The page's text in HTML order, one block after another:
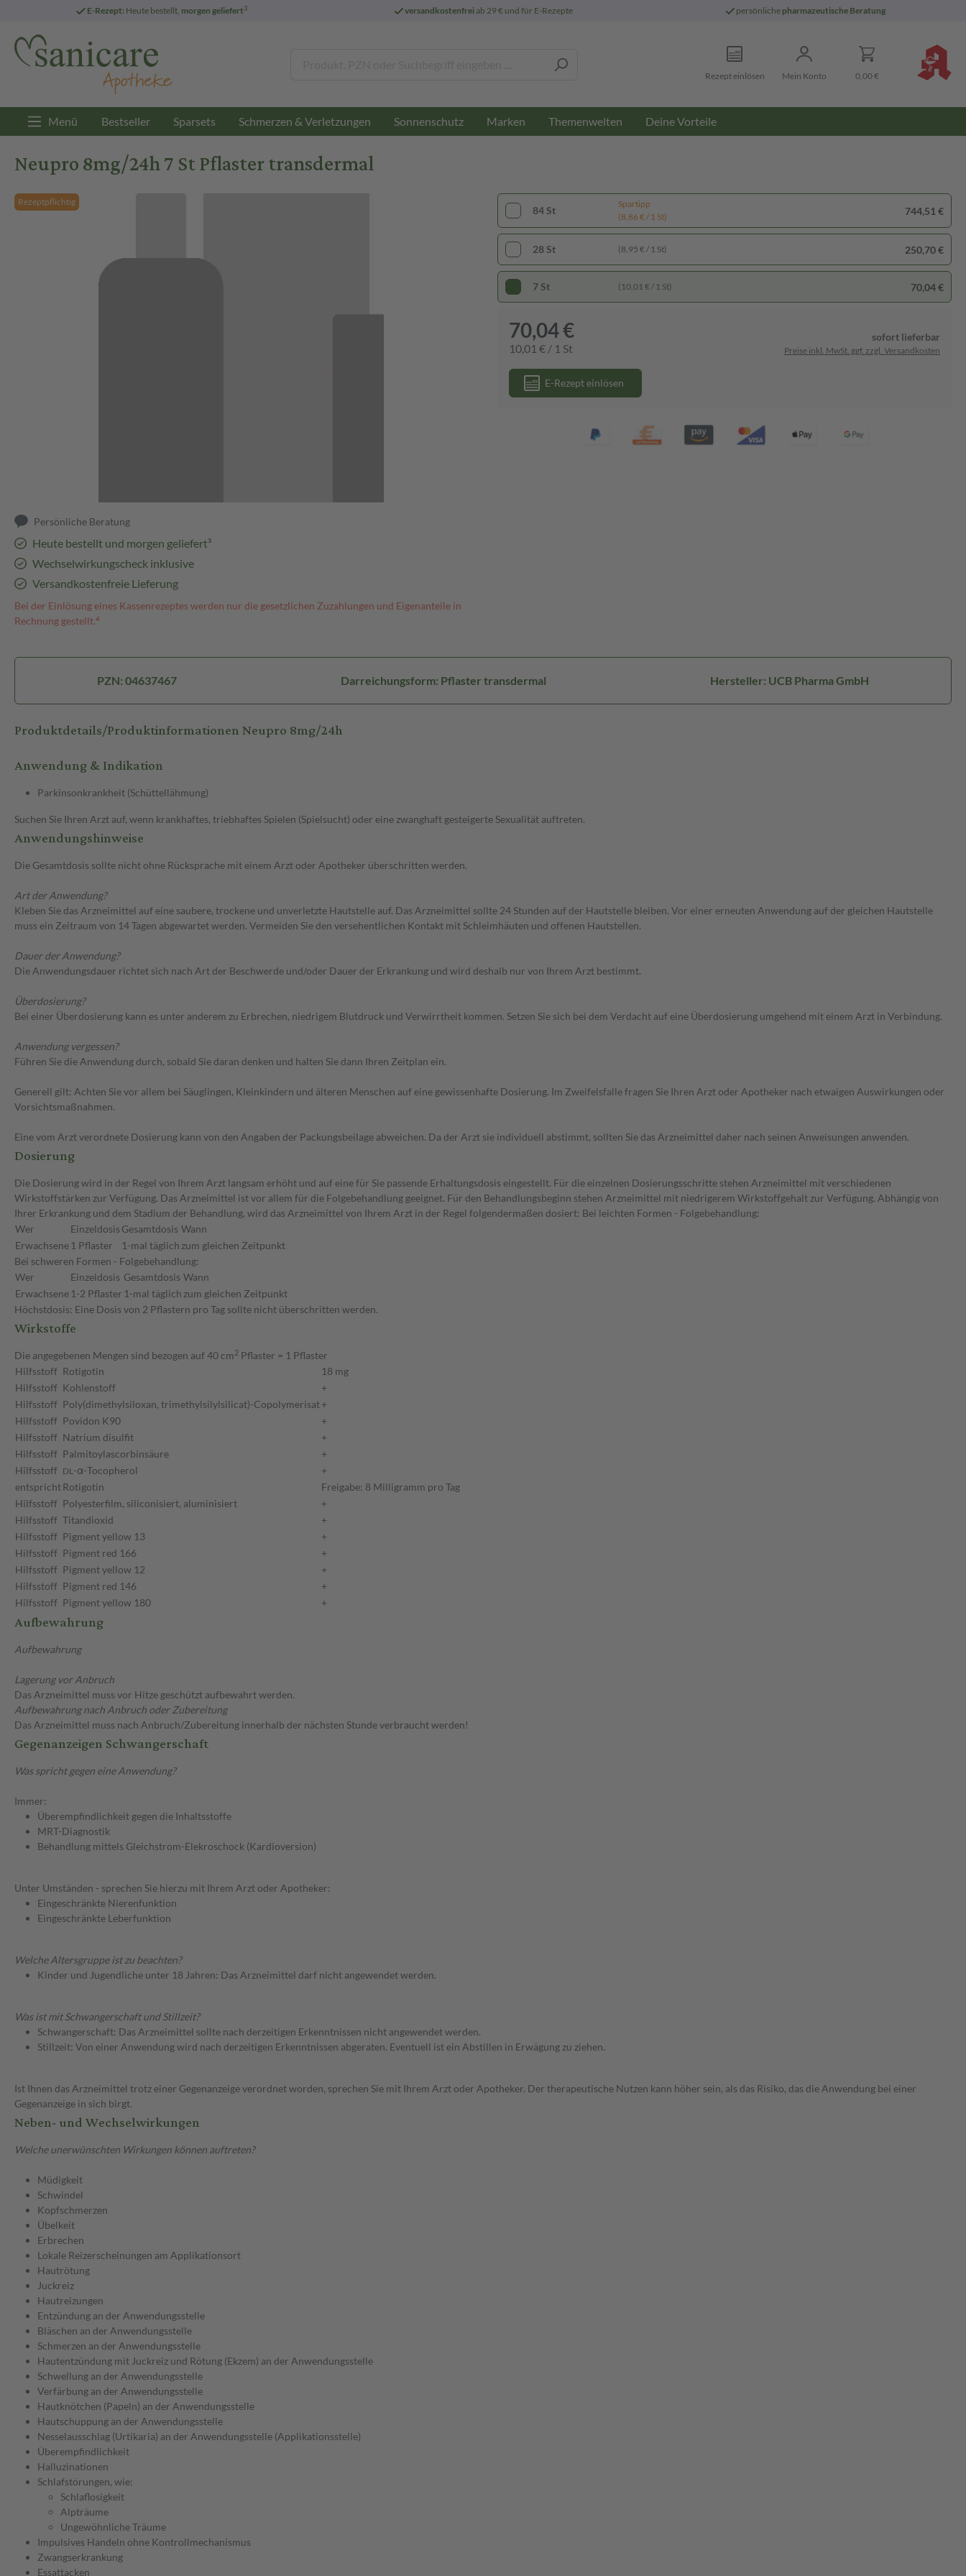
E-Rezept: Heute bestellt, morgen geliefert3 versandkostenfreiab 29 € und für E-Rezepte persönliche pharmazeutische Beratung
Rezept einlösen Mein Konto 0,00 €
Menü Bestseller Sparsets Schmerzen & Verletzungen Sonnenschutz Marken Themenwelten Deine Vorteile
Neupro 8mg/24h 7 St Pflaster transdermal
Rezeptpflichtig
Persönliche Beratung
Heute bestellt und morgen geliefert³
Wechselwirkungscheck inklusive
Versandkostenfreie Lieferung
Bei der Einlösung eines Kassenrezeptes werden nur die gesetzlichen Zuzahlungen und Eigenanteile in
Rechnung gestellt.⁴
84 St
Spartipp
(8,86 € / 1 St)
744,51 €
28 St (8,95 € / 1 St) 250,70 €
7 St (10,01 € / 1 St) 70,04 €
70,04 €
10,01 € / 1 St
sofort lieferbar
Preise inkl. MwSt. ggf. zzgl. Versandkosten
E-Rezept einlösen
PZN: 04637467 Darreichungsform: Pflaster transdermal Hersteller: UCB Pharma GmbH
Produktdetails/Produktinformationen Neupro 8mg/24h
Anwendung & Indikation
Parkinsonkrankheit (Schüttellähmung)
Suchen Sie Ihren Arzt auf, wenn krankhaftes, triebhaftes Spielen (Spielsucht) oder eine zwanghaft gesteigerte Sexualität auftreten.
Anwendungshinweise
Die Gesamtdosis sollte nicht ohne Rücksprache mit einem Arzt oder Apotheker überschritten werden.
Art der Anwendung?
Kleben Sie das Arzneimittel auf eine saubere, trockene und unverletzte Hautstelle auf. Das Arzneimittel sollte 24 Stunden auf der Hautstelle bleiben. Vor einer erneuten Anwendung auf der gleichen Hautstelle
muss ein Zeitraum von 14 Tagen abgewartet werden. Vermeiden Sie den versehentlichen Kontakt mit Schleimhäuten und offenen Hautstellen.
Dauer der Anwendung?
Die Anwendungsdauer richtet sich nach Art der Beschwerde und/oder Dauer der Erkrankung und wird deshalb nur von Ihrem Arzt bestimmt.
Überdosierung?
Bei einer Überdosierung kann es unter anderem zu Erbrechen, niedrigem Blutdruck und Verwirrtheit kommen. Setzen Sie sich bei dem Verdacht auf eine Überdosierung umgehend mit einem Arzt in Verbindung.
Anwendung vergessen?
Führen Sie die Anwendung durch, sobald Sie daran denken und halten Sie dann Ihren Zeitplan ein.
Generell gilt: Achten Sie vor allem bei Säuglingen, Kleinkindern und älteren Menschen auf eine gewissenhafte Dosierung. Im Zweifelsfalle fragen Sie Ihren Arzt oder Apotheker nach etwaigen Auswirkungen oder
Vorsichtsmaßnahmen.
Eine vom Arzt verordnete Dosierung kann von den Angaben der Packungsbeilage abweichen. Da der Arzt sie individuell abstimmt, sollten Sie das Arzneimittel daher nach seinen Anweisungen anwenden.
Dosierung
Die Dosierung wird in der Regel von Ihrem Arzt langsam erhöht und auf eine für Sie passende Erhaltungsdosis eingestellt. Für die einzelnen Dosierungsschritte stehen Arzneimittel mit verschiedenen
Wirkstoffstärken zur Verfügung. Das Arzneimittel ist vor allem für die Folgebehandlung geeignet. Für den Behandlungsbeginn stehen Arzneimittel mit niedrigerem Wirkstoffgehalt zur Verfügung. Abhängig von
Ihrer Erkrankung und dem Stadium der Behandlung, wird das Arzneimittel von Ihrem Arzt in der Regel folgendermaßen dosiert: Bei leichten Formen - Folgebehandlung:
Wer
Einzeldosis Gesamtdosis Wann
Erwachsene 1 Pflaster 1-mal täglich zum gleichen Zeitpunkt
Bei schweren Formen - Folgebehandlung:
Wer
Einzeldosis Gesamtdosis Wann
Erwachsene 1-2 Pflaster 1-mal täglich zum gleichen Zeitpunkt
Höchstdosis: Eine Dosis von 2 Pflastern pro Tag sollte nicht überschritten werden.
Wirkstoffe
Die angegebenen Mengen sind bezogen auf 40 cm2 Pflaster = 1 Pflaster
Hilfsstoff Rotigotin
18 mg
Hilfsstoff Kohlenstoff
+
Hilfsstoff Poly(dimethylsiloxan, trimethylsilylsilicat)-Copolymerisat+
Hilfsstoff Povidon K90
+
Hilfsstoff Natrium disulfit
+
Hilfsstoff Palmitoylascorbinsäure
+
Hilfsstoff DL-α-Tocopherol
+
entsprichtRotigotin
Freigabe: 8 Milligramm pro Tag
Hilfsstoff Polyesterfilm, siliconisiert, aluminisiert
+
Hilfsstoff Titandioxid
+
Hilfsstoff Pigment yellow 13
+
Hilfsstoff Pigment red 166
+
Hilfsstoff Pigment yellow 12
+
Hilfsstoff Pigment red 146
+
Hilfsstoff Pigment yellow 180 +
Aufbewahrung
Aufbewahrung
Lagerung vor Anbruch
Das Arzneimittel muss vor Hitze geschützt aufbewahrt werden.
Aufbewahrung nach Anbruch oder Zubereitung
Das Arzneimittel muss nach Anbruch/Zubereitung innerhalb der nächsten Stunde verbraucht werden!
Gegenanzeigen Schwangerschaft
Was spricht gegen eine Anwendung?
Immer:
Überempfindlichkeit gegen die Inhaltsstoffe
MRT-Diagnostik
Behandlung mittels Gleichstrom-Elekroschock (Kardioversion)
Unter Umständen - sprechen Sie hierzu mit Ihrem Arzt oder Apotheker:
Eingeschränkte Nierenfunktion
Eingeschränkte Leberfunktion
Welche Altersgruppe ist zu beachten?
Kinder und Jugendliche unter 18 Jahren: Das Arzneimittel darf nicht angewendet werden.
Was ist mit Schwangerschaft und Stillzeit?
Schwangerschaft: Das Arzneimittel sollte nach derzeitigen Erkenntnissen nicht angewendet werden.
Stillzeit: Von einer Anwendung wird nach derzeitigen Erkenntnissen abgeraten. Eventuell ist ein Abstillen in Erwägung zu ziehen.
Ist Ihnen das Arzneimittel trotz einer Gegenanzeige verordnet worden, sprechen Sie mit Ihrem Arzt oder Apotheker. Der therapeutische Nutzen kann höher sein, als das Risiko, das die Anwendung bei einer
Gegenanzeige in sich birgt.
Neben- und Wechselwirkungen
Welche unerwünschten Wirkungen können auftreten?
Müdigkeit
Schwindel
Kopfschmerzen
Übelkeit
Erbrechen
Lokale Reizerscheinungen am Applikationsort
Hautrötung
Juckreiz
Hautreizungen
Entzündung an der Anwendungsstelle
Bläschen an der Anwendungsstelle
Schmerzen an der Anwendungsstelle
Hautentzündung mit Juckreiz und Rötung (Ekzem) an der Anwendungsstelle
Schwellung an der Anwendungsstelle
Verfärbung an der Anwendungsstelle
Hautknötchen (Papeln) an der Anwendungsstelle
Hautschuppung an der Anwendungsstelle
Nesselausschlag (Urtikaria) an der Anwendungsstelle (Applikationsstelle)
Überempfindlichkeit
Halluzinationen
Schlafstörungen, wie:
Schlaflosigkeit
Alpträume
Ungewöhnliche Träume
Impulsives Handeln ohne Kontrollmechanismus
Zwangserkrankung
Essattacken